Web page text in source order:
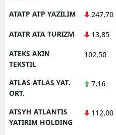
ATATP ATP YAZILIM 247,70
ATATR ATA TURIZM 13,85
ATEKS AKIN
TEKSTIL
102,50
ATLAS ATLAS YAT.
ORT.
7,16
ATSYH ATLANTIS
YATIRIM HOLDING
112,00